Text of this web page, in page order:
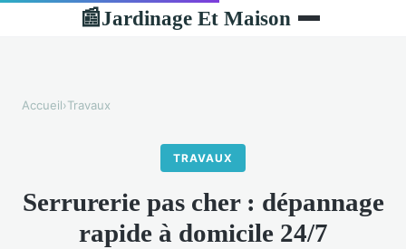
📰Jardinage Et Maison
Accueil›Travaux
TRAVAUX
Serrurerie pas cher : dépannage
rapide à domicile 24/7